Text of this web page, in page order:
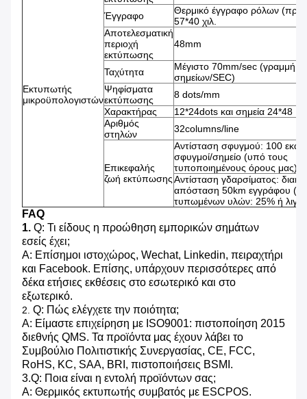
Εκτυπωτής
μικροϋπολογιστών
Έγγραφο
Θερμικό έγγραφο ρόλων
57*40 χιλ.
Αποτελεσματική
περιοχή
εκτύπωσης
48mm
Ταχύτητα
Μέγιστο 70mm/sec (γραμμή
σημείων/SEC)
Ψηφίσματα
εκτύπωσης
8 dots/mm
Χαρακτήρας
12*24dots και σημεία 24*48
Αριθμός
στηλών
32columns/line
Επικεφαλής
ζωή εκτύπωσης
Αντίσταση σφυγμού: 100
σφυγμοί/σημείο (υπό τους
τυποποιημένους όρους μας)
Αντίσταση γδαρσίματος:
απόσταση 50km εγγράφου
τυπωμένων υλών: 25% ή
FAQ
1. Q: Τι είδους η προώθηση εμπορικών σημάτων
εσείς έχει;
Α: Επίσημοι ιστοχώρος, Wechat, Linkedin, πειραχτήρι
και Facebook. Επίσης, υπάρχουν περισσότερες από
δέκα ετήσιες εκθέσεις στο εσωτερικό και στο
εξωτερικό.
2. Q: Πώς ελέγχετε την ποιότητα;
Α: Είμαστε επιχείρηση με ISO9001: πιστοποίηση 2015
διεθνής QMS. Τα προϊόντα μας έχουν λάβει το
Συμβούλιο Πολιτιστικής Συνεργασίας, CE, FCC,
RoHS, KC, SAA, BRI, πιστοποιήσεις BSMI.
3.Q: Ποια είναι η εντολή προϊόντων σας;
Α: Θερμικός εκτυπωτής συμβατός με ESCPOS.